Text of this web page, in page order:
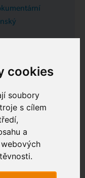
cookies
soubory
s cílem
a
vysílá od 1.
stanice